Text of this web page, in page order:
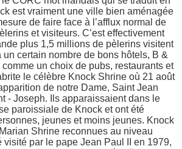
est vraiment une ville bien aménagée
de faire face à l’afflux normal de
et visiteurs. C’est effectivement
plus 1,5 millions de pèlerins visitent
certain nombre de bons hôtels, B &
un choix de pubs, restaurants et
le célèbre Knock Shrine où 21 août
de notre Dame, Saint Jean
- Joseph. Ils apparaissaient dans le
paroissiale de Knock et ont été
jeunes et moins jeunes. Knock
Shrine reconnues au niveau
visité par le pape Jean Paul II en 1979,